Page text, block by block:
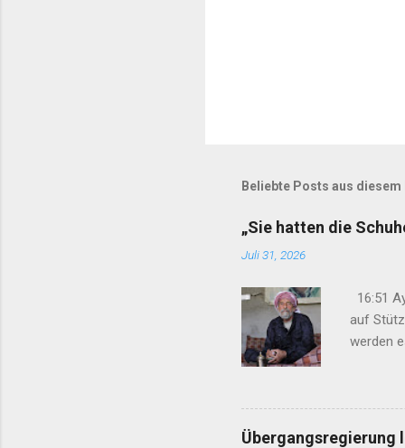
Beliebte Posts aus diesem
„Sie hatten die
Juli 31, 2026
16:51
auf
werden
Übergangsregierung